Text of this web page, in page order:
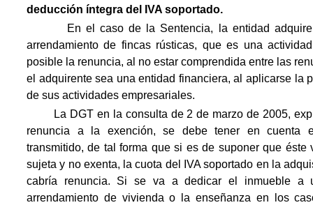
deducción íntegra del IVA soportado.
En el caso de la Sentencia, la entidad
arrendamiento de fincas rústicas, que es una
posible la renuncia, al no estar comprendida entre las
el adquirente sea una entidad financiera, al aplicarse la
de sus actividades empresariales.
La DGT en la consulta de 2 de marzo de 2005,
renuncia a la exención, se debe tener en cuenta
transmitido, de tal forma que si es de suponer que
sujeta y no exenta, la cuota del IVA soportado en la
cabría renuncia. Si se va a dedicar el inmueble a
arrendamiento de vivienda o la enseñanza en los